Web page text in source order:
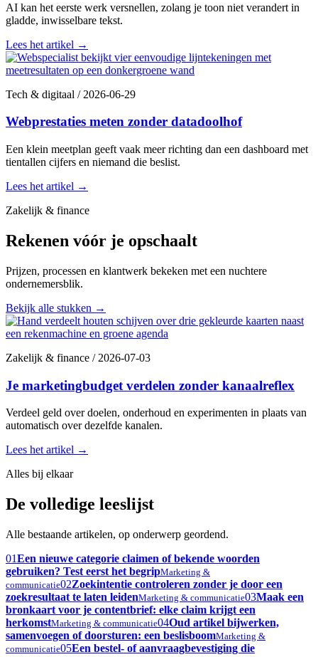
AI kan het eerste werk versnellen, zolang je toon niet verandert in
gladde, inwisselbare tekst.
Lees het artikel →
Tech & digitaal /2026-06-29
Webprestaties meten zonder datadoolhof
Een klein meetplan geeft vaak meer richting dan een dashboard met
tientallen cijfers en niemand die beslist.
Lees het artikel →
Zakelijk & finance
Rekenen vóór je opschaalt
Prijzen, processen en klantwerk bekeken met een nuchtere
ondernemersblik.
Bekijk alle stukken →
Zakelijk & finance /2026-07-03
Je marketingbudget verdelen zonder kanaalreflex
Verdeel geld over doelen, onderhoud en experimenten in plaats van
automatisch over dezelfde kanalen.
Lees het artikel →
Alles bij elkaar
De volledige leeslijst
Alle bestaande artikelen, op onderwerp geordend.
01Een nieuwe categorie claimen of bekende woorden
gebruiken? Test eerst het begripMarketing &
communicatie02Zoekintentie controleren zonder je door een
zoekresultaat te laten leidenMarketing & communicatie03Maak een
bronkaart voor je contentbrief: elke claim krijgt een
herkomstMarketing & communicatie04Oud artikel bijwerken,
samenvoegen of doorsturen: een beslisboomMarketing &
communicatie05Een bestel- of aanvraagbevestiging die